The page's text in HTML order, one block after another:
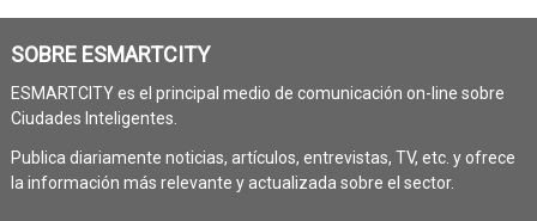
SOBRE ESMARTCITY
ESMARTCITY es el principal medio de comunicación on-line sobre
Ciudades Inteligentes.
Publica diariamente noticias, artículos, entrevistas, TV, etc. y ofrece
la información más relevante y actualizada sobre el sector.